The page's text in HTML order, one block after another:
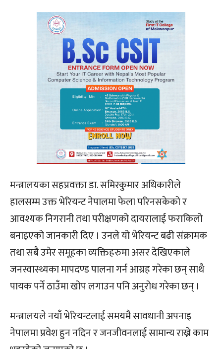
मन्त्रालयका सहप्रवक्ता डा. समिरकुमार अधिकारीले
हालसम्म उक्त भेरियन्ट नेपालमा फेला परिनसकेको र
आवश्यक निगरानी तथा परीक्षणको दायरालाई फराकिलो
बनाइएको जानकारी दिए । उनले यो भेरियन्ट बढी संक्रामक
तथा सबै उमेर समूहका व्यक्तिहरुमा असर देखिएकाले
जनस्वास्थ्यका मापदण्ड पालना गर्न आग्रह गरेका छन् साथै
पायक पर्ने ठाउँमा खोप लगाउन पनि अनुरोध गरेका छन् ।
मन्त्रालयले नयाँ भेरियन्टलाई समयमै सावधानी अपनाइ
नेपालमा प्रवेश हुन नदिन र जनजीवनलाई सामान्य राख्ने काम